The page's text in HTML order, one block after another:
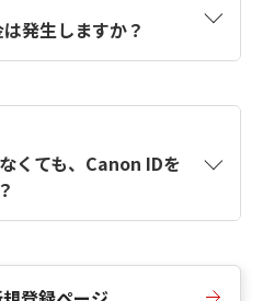
取得します。アカウントを
に、この情報を使用して
ームを入力します。
発生しますか？
くても、Canon IDを